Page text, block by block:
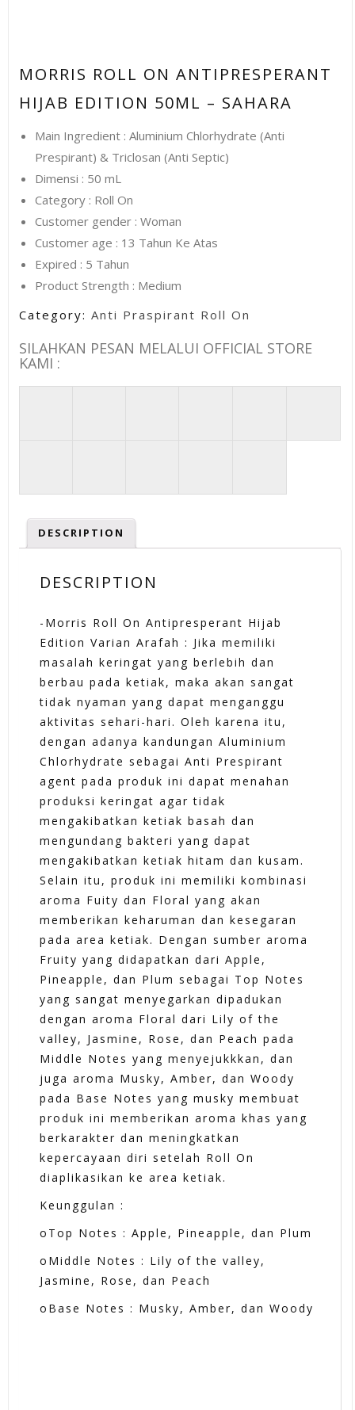
MORRIS ROLL ON ANTIPRESPERANT
HIJAB EDITION 50ML – SAHARA
Main Ingredient : Aluminium Chlorhydrate (Anti
Prespirant) & Triclosan (Anti Septic)
Dimensi : 50 mL
Category : Roll On
Customer gender : Woman
Customer age : 13 Tahun Ke Atas
Expired : 5 Tahun
Product Strength : Medium
Category: Anti Praspirant Roll On
SILAHKAN PESAN MELALUI OFFICIAL STORE
KAMI :
DESCRIPTION
DESCRIPTION
-Morris Roll On Antipresperant Hijab
Edition Varian Arafah : Jika memiliki
masalah keringat yang berlebih dan
berbau pada ketiak, maka akan sangat
tidak nyaman yang dapat menganggu
aktivitas sehari-hari. Oleh karena itu,
dengan adanya kandungan Aluminium
Chlorhydrate sebagai Anti Prespirant
agent pada produk ini dapat menahan
produksi keringat agar tidak
mengakibatkan ketiak basah dan
mengundang bakteri yang dapat
mengakibatkan ketiak hitam dan kusam.
Selain itu, produk ini memiliki kombinasi
aroma Fuity dan Floral yang akan
memberikan keharuman dan kesegaran
pada area ketiak. Dengan sumber aroma
Fruity yang didapatkan dari Apple,
Pineapple, dan Plum sebagai Top Notes
yang sangat menyegarkan dipadukan
dengan aroma Floral dari Lily of the
valley, Jasmine, Rose, dan Peach pada
Middle Notes yang menyejukkkan, dan
juga aroma Musky, Amber, dan Woody
pada Base Notes yang musky membuat
produk ini memberikan aroma khas yang
berkarakter dan meningkatkan
kepercayaan diri setelah Roll On
diaplikasikan ke area ketiak.
Keunggulan :
oTop Notes : Apple, Pineapple, dan Plum
oMiddle Notes : Lily of the valley,
Jasmine, Rose, dan Peach
oBase Notes : Musky, Amber, dan Woody